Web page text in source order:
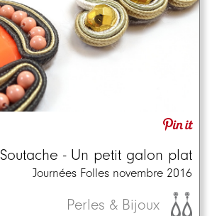
Soutache - Un petit galon plat
Journées Folles novembre 2016
Perles & Bijoux